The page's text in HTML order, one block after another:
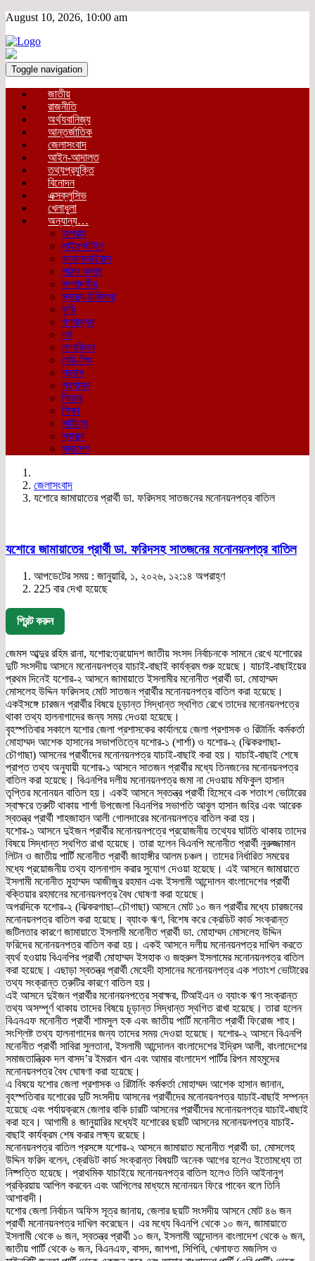
August 10, 2026, 10:00 am
Toggle navigation
জাতীয়
রাজনীতি
অর্থ্যবানিজ্য
আন্তর্জাতিক
জেলাসংবাদ
আইন-আদালত
তথ্যপ্রযুক্তি
বিনোদন
এক্সক্লুসিভ
খেলাধুলা
অন্যান্য…
অপরাধ
লাইফস্টাইল
করোনাভাইরাস
পাঠক কলাম
সম্পাদকীয়
স্বাস্থ্য-চিকিৎসা
কৃষি
গণমাধ্যম
ধর্ম
নগরজিবন
নারি-শিশু
প্রবাস
প্রশাসন
ফিচার
শিক্ষা
সাহিত্য
স্বাস্থ্য
সারাদেশ
জেলাসংবাদ
যশোরে জামায়াতের প্রার্থী ডা. ফরিদসহ সাতজনের মনোনয়নপত্র বাতিল
যশোরে জামায়াতের প্রার্থী ডা. ফরিদসহ সাতজনের মনোনয়নপত্র বাতিল
আপডেটের সময় : জানুয়ারি, ১, ২০২৬, ১২:১৪ অপরাহ্ণ
225 বার দেখা হয়েছে
প্রিন্ট করুন
জেমস আব্দুর রহিম রানা, যশোর:ত্রয়োদশ জাতীয় সংসদ নির্বাচনকে সামনে রেখে যশোরের
দুটি সংসদীয় আসনে মনোনয়নপত্র যাচাই-বাছাই কার্যক্রম শুরু হয়েছে। যাচাই-বাছাইয়ের
প্রথম দিনেই যশোর-২ আসনে জামায়াতে ইসলামীর মনোনীত প্রার্থী ডা. মোহাম্মদ
মোসলেহ উদ্দিন ফরিদসহ মোট সাতজন প্রার্থীর মনোনয়নপত্র বাতিল করা হয়েছে।
একইসঙ্গে চারজন প্রার্থীর বিষয়ে চূড়ান্ত সিদ্ধান্ত স্থগিত রেখে তাদের মনোনয়নপত্রে
থাকা তথ্য হালনাগাদের জন্য সময় দেওয়া হয়েছে।
বৃহস্পতিবার সকালে যশোর জেলা প্রশাসকের কার্যালয়ে জেলা প্রশাসক ও রিটার্নিং কর্মকর্তা
মোহাম্মদ আশেক হাসানের সভাপতিত্বে যশোর-১ (শার্শা) ও যশোর-২ (ঝিকরগাছা-
চৌগাছা) আসনের প্রার্থীদের মনোনয়নপত্র যাচাই-বাছাই করা হয়। যাচাই-বাছাই শেষে
প্রাপ্ত তথ্য অনুযায়ী যশোর-১ আসনে সাতজন প্রার্থীর মধ্যে তিনজনের মনোনয়নপত্র
বাতিল করা হয়েছে। বিএনপির দলীয় মনোনয়নপত্র জমা না দেওয়ায় মফিকুল হাসান
তৃপ্তির মনোনয়ন বাতিল হয়। একই আসনে স্বতন্ত্র প্রার্থী হিসেবে এক শতাংশ ভোটারের
স্বাক্ষরে ত্রুটি থাকায় শার্শা উপজেলা বিএনপির সভাপতি আবুল হাসান জহির এবং আরেক
স্বতন্ত্র প্রার্থী শাহজাহান আলী গোলদারের মনোনয়নপত্র বাতিল করা হয়।
যশোর-১ আসনে দুইজন প্রার্থীর মনোনয়নপত্রে প্রয়োজনীয় তথ্যের ঘাটতি থাকায় তাদের
বিষয়ে সিদ্ধান্ত স্থগিত রাখা হয়েছে। তারা হলেন বিএনপি মনোনীত প্রার্থী নুরুজ্জামান
লিটন ও জাতীয় পার্টি মনোনীত প্রার্থী জাহাঙ্গীর আলম চঞ্চল। তাদের নির্ধারিত সময়ের
মধ্যে প্রয়োজনীয় তথ্য হালনাগাদ করার সুযোগ দেওয়া হয়েছে। এই আসনে জামায়াতে
ইসলামী মনোনীত মুহাম্মদ আজীজুর রহমান এবং ইসলামী আন্দোলন বাংলাদেশের প্রার্থী
বক্তিয়ার রহমানের মনোনয়নপত্র বৈধ ঘোষণা করা হয়েছে।
অপরদিকে যশোর-২ (ঝিকরগাছা–চৌগাছা) আসনে মোট ১০ জন প্রার্থীর মধ্যে চারজনের
মনোনয়নপত্র বাতিল করা হয়েছে। ব্যাংক ঋণ, বিশেষ করে ক্রেডিট কার্ড সংক্রান্ত
জটিলতার কারণে জামায়াতে ইসলামী মনোনীত প্রার্থী ডা. মোহাম্মদ মোসলেহ উদ্দিন
ফরিদের মনোনয়নপত্র বাতিল করা হয়। একই আসনে দলীয় মনোনয়নপত্র দাখিল করতে
ব্যর্থ হওয়ায় বিএনপির প্রার্থী মোহাম্মদ ইসহাক ও জহুরুল ইসলামের মনোনয়নপত্র বাতিল
করা হয়েছে। এছাড়া স্বতন্ত্র প্রার্থী মেহেদী হাসানের মনোনয়নপত্র এক শতাংশ ভোটারের
তথ্য সংক্রান্ত ত্রুটির কারণে বাতিল হয়।
এই আসনে দুইজন প্রার্থীর মনোনয়নপত্রে স্বাক্ষর, টিআইএন ও ব্যাংক ঋণ সংক্রান্ত
তথ্য অসম্পূর্ণ থাকায় তাদের বিষয়ে চূড়ান্ত সিদ্ধান্ত স্থগিত রাখা হয়েছে। তারা হলেন
বিএনএফ মনোনীত প্রার্থী শামসুল হক এবং জাতীয় পার্টি মনোনীত প্রার্থী ফিরোজ শাহ।
সংশ্লিষ্ট তথ্য হালনাগাদের জন্য তাদের সময় দেওয়া হয়েছে। যশোর-২ আসনে বিএনপি
মনোনীত প্রার্থী সাবিরা সুলতানা, ইসলামী আন্দোলন বাংলাদেশের ইদ্রিস আলী, বাংলাদেশের
সমাজতান্ত্রিক দল বাসদ’র ইমরান খান এবং আমার বাংলাদেশ পার্টির রিপন মাহমুদের
মনোনয়নপত্র বৈধ ঘোষণা করা হয়েছে।
এ বিষয়ে যশোর জেলা প্রশাসক ও রিটার্নিং কর্মকর্তা মোহাম্মদ আশেক হাসান জানান,
বৃহস্পতিবার যশোরের দুটি সংসদীয় আসনের প্রার্থীদের মনোনয়নপত্র যাচাই-বাছাই সম্পন্ন
হয়েছে এবং পর্যায়ক্রমে জেলার বাকি চারটি আসনের প্রার্থীদের মনোনয়নপত্র যাচাই-বাছাই
করা হবে। আগামী ৪ জানুয়ারির মধ্যেই যশোরের ছয়টি আসনের মনোনয়নপত্র যাচাই-
বাছাই কার্যক্রম শেষ করার লক্ষ্য রয়েছে।
মনোনয়নপত্র বাতিল প্রসঙ্গে যশোর-২ আসনে জামায়াত মনোনীত প্রার্থী ডা. মোসলেহ
উদ্দিন ফরিদ বলেন, ক্রেডিট কার্ড সংক্রান্ত বিষয়টি অনেক আগের হলেও ইতোমধ্যে তা
নিষ্পত্তি হয়েছে। প্রাথমিক যাচাইয়ে মনোনয়নপত্র বাতিল হলেও তিনি আইনানুগ
প্রক্রিয়ায় আপিল করবেন এবং আপিলের মাধ্যমে মনোনয়ন ফিরে পাবেন বলে তিনি
আশাবাদী।
যশোর জেলা নির্বাচন অফিস সূত্র জানায়, জেলার ছয়টি সংসদীয় আসনে মোট ৪৬ জন
প্রার্থী মনোনয়নপত্র দাখিল করেছেন। এর মধ্যে বিএনপি থেকে ১০ জন, জামায়াতে
ইসলামী থেকে ৬ জন, স্বতন্ত্র প্রার্থী ১০ জন, ইসলামী আন্দোলন বাংলাদেশ থেকে ৬ জন,
জাতীয় পার্টি থেকে ৬ জন, বিএনএফ, বাসদ, জাগপা, সিপিবি, খেলাফত মজলিস ও